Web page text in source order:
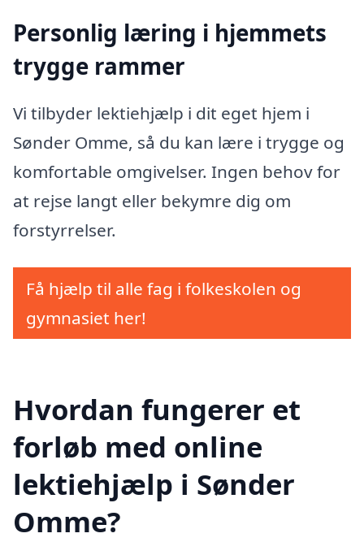
Personlig læring i hjemmets
trygge rammer
Vi tilbyder lektiehjælp i dit eget hjem i
Sønder Omme, så du kan lære i trygge og
komfortable omgivelser. Ingen behov for
at rejse langt eller bekymre dig om
forstyrrelser.
Få hjælp til alle fag i folkeskolen og
gymnasiet her!
Hvordan fungerer et
forløb med online
lektiehjælp i Sønder
Omme?